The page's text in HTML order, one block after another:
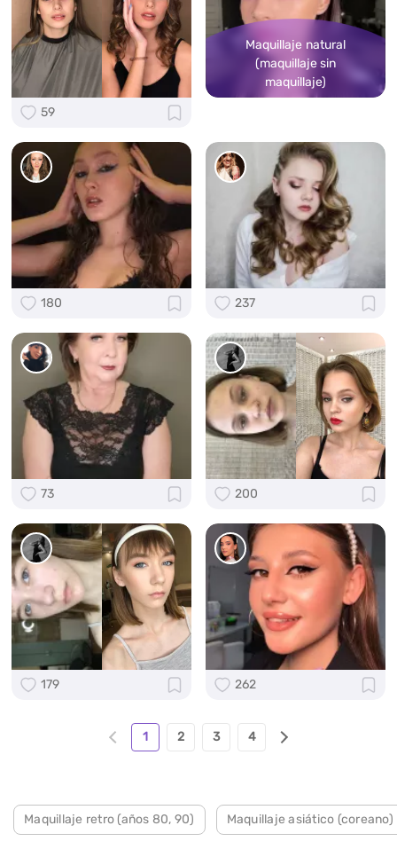
59
Maquillaje natural
(maquillaje sin
maquillaje)
180 237
73 200
179 262
1 2 3 4
Maquillaje retro (años 80, 90) Maquillaje asiático (coreano)